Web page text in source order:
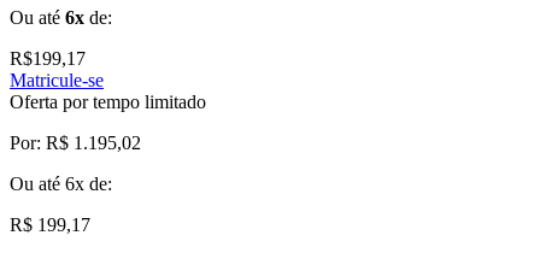
Ou até 6x de:
R$199,17
Matricule-se
Oferta por tempo limitado
Por: R$ 1.195,02
Ou até 6x de:
R$ 199,17